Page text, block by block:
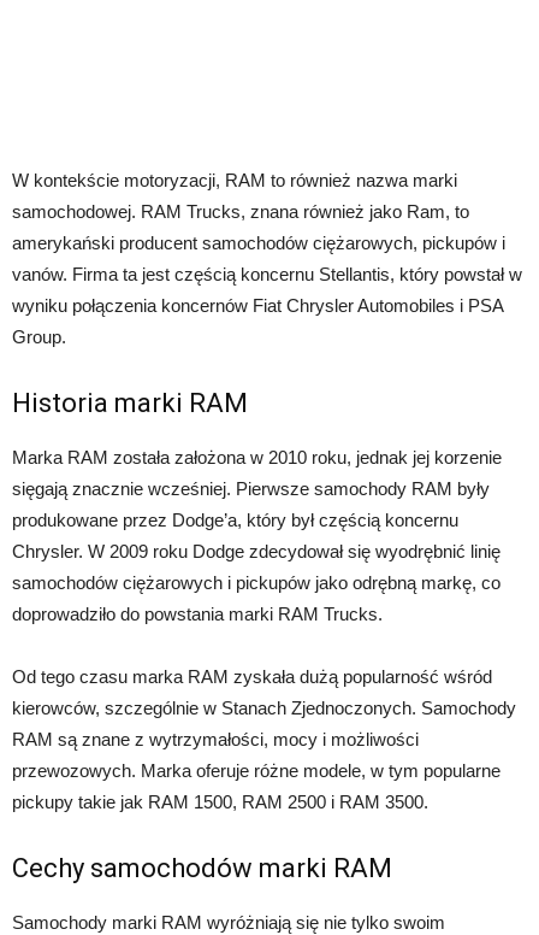
W kontekście motoryzacji, RAM to również nazwa marki
samochodowej. RAM Trucks, znana również jako Ram, to
amerykański producent samochodów ciężarowych, pickupów i
vanów. Firma ta jest częścią koncernu Stellantis, który powstał w
wyniku połączenia koncernów Fiat Chrysler Automobiles i PSA
Group.
Historia marki RAM
Marka RAM została założona w 2010 roku, jednak jej korzenie
sięgają znacznie wcześniej. Pierwsze samochody RAM były
produkowane przez Dodge’a, który był częścią koncernu
Chrysler. W 2009 roku Dodge zdecydował się wyodrębnić linię
samochodów ciężarowych i pickupów jako odrębną markę, co
doprowadziło do powstania marki RAM Trucks.
Od tego czasu marka RAM zyskała dużą popularność wśród
kierowców, szczególnie w Stanach Zjednoczonych. Samochody
RAM są znane z wytrzymałości, mocy i możliwości
przewozowych. Marka oferuje różne modele, w tym popularne
pickupy takie jak RAM 1500, RAM 2500 i RAM 3500.
Cechy samochodów marki RAM
Samochody marki RAM wyróżniają się nie tylko swoim